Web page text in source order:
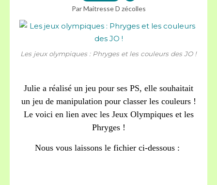
Par Maitresse D zécolles
Les jeux olympiques : Phryges et les couleurs des JO !
Julie a réalisé un jeu pour ses PS, elle souhaitait
un jeu de manipulation pour classer les couleurs !
Le voici en lien avec les Jeux Olympiques et les
Phryges !
Nous vous laissons le fichier ci-dessous :